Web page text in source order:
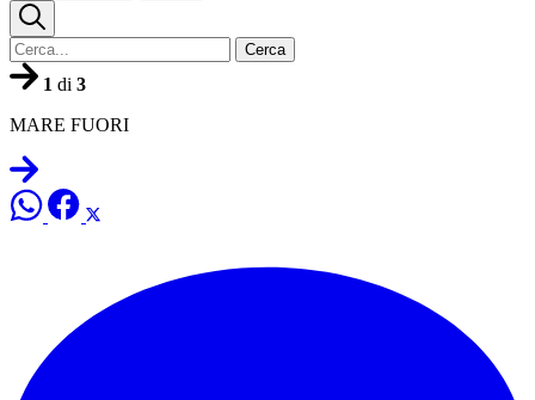
Cerca
1 di 3
MARE FUORI